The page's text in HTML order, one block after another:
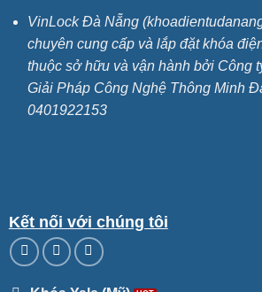
VinLock Đà Nẵng
chuyên cung cấp và lắp đặt khóa
thuộc sở hữu và vận hành bởi Công
Giải Pháp Công Nghệ Thông Minh
0401922153
Kết nối với chúng tôi